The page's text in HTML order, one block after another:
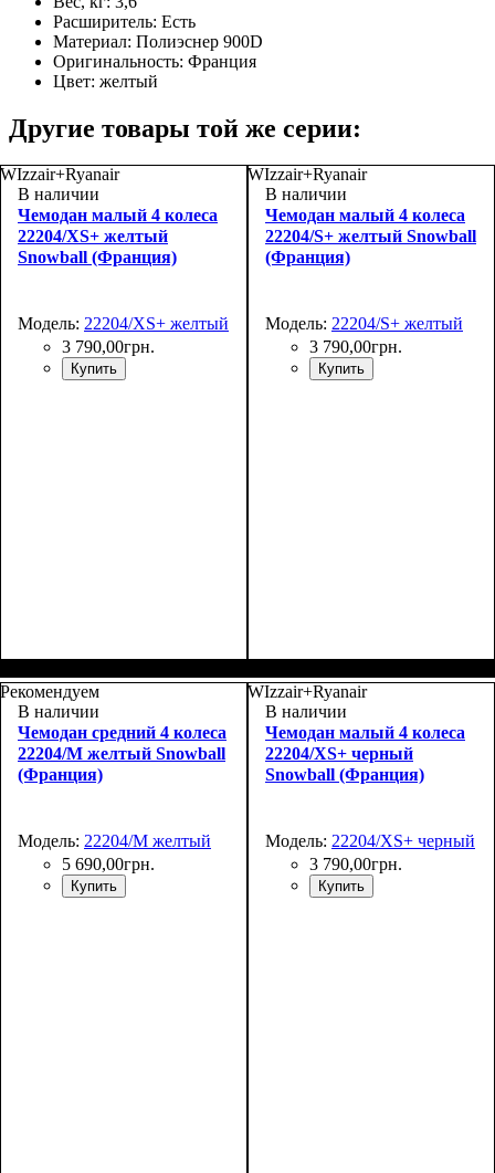
Расширитель: Есть
Материал: Полиэснер 900D
Оригинальность: Франция
Цвет: желтый
Другие товары той же серии:
WIzzair+Ryanair
В наличии
Чемодан малый 4 колеса
22204/XS+ желтый
Snowball (Франция)
Модель: 22204/XS+ желтый
3 790,00грн.
Купить
48х30х20+5
WIzzair+Ryanair
В наличии
Чемодан малый 4 колеса
22204/S+ желтый Snowball
(Франция)
Модель: 22204/S+ желтый
3 790,00грн.
Купить
55х37х20+5
Рекомендуем
В наличии
Чемодан средний 4 колеса
22204/M желтый Snowball
(Франция)
Модель: 22204/M желтый
5 690,00грн.
Купить
WIzzair+Ryanair
В наличии
Чемодан малый 4 колеса
22204/XS+ черный
Snowball (Франция)
Модель: 22204/XS+ черный
3 790,00грн.
Купить